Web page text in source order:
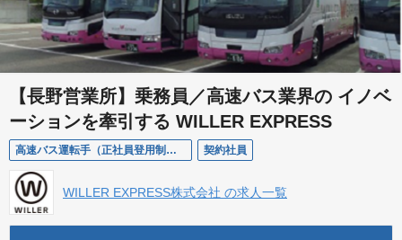
【長野営業所】乗務員／高速バス業界の イノベ
ーションを牽引する WILLER EXPRESS
高速バス運転手（正社員登用制度あり） 契約社員
WILLER EXPRESS株式会社 の求人一覧